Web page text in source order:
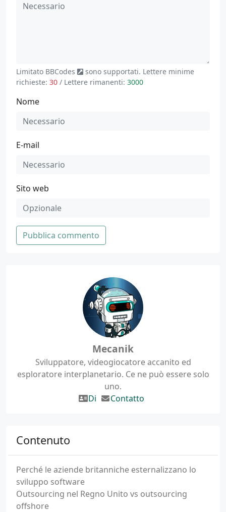
Limitato BBCodes
sono supportati. Lettere minime
richieste: 30 / Lettere rimanenti: 3000
Nome
E-mail
Sito web
Pubblica commento
Mecanik
Sviluppatore, videogiocatore accanito ed
esploratore interplanetario. Ce ne può essere solo
uno.
Di
Contatto
Contenuto
Perché le aziende britanniche esternalizzano lo
sviluppo software
Outsourcing nel Regno Unito vs outsourcing
offshore